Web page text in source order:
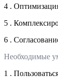
4 .
5 .
6 .
Необходимые
1 .